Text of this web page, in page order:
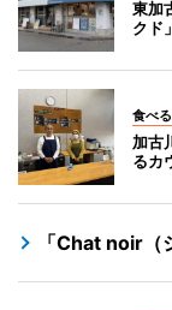
東加
クド
食べる
加古
るカ
「Chat noir（